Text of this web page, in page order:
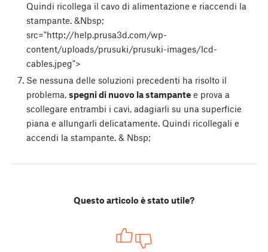
Quindi ricollega il cavo di alimentazione e riaccendi la
stampante. &Nbsp;
src="http://help.prusa3d.com/wp-
content/uploads/prusuki/prusuki-images/lcd-
cables.jpeg">
Se nessuna delle soluzioni precedenti ha risolto il
problema, spegni di nuovo la stampantee prova a
scollegare entrambi i cavi, adagiarli su una superficie
piana e allungarli delicatamente. Quindi ricollegali e
accendi la stampante. & Nbsp;
Questo articolo è stato utile?